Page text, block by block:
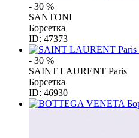
- 30 %
SANTONI
Борсетка
ID: 47373
- 30 %
SAINT LAURENT Paris
Борсетка
ID: 46930